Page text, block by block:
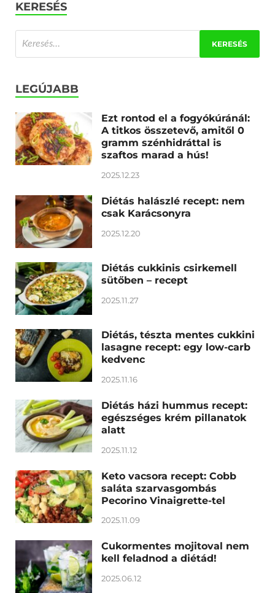
KERESÉS
LEGÚJABB
Ezt rontod el a fogyókúránál:
A titkos összetevő, amitől 0
gramm szénhidráttal is
szaftos marad a hús!
2025.12.23
Diétás halászlé recept: nem
csak Karácsonyra
2025.12.20
Diétás cukkinis csirkemell
sütőben – recept
2025.11.27
Diétás, tészta mentes cukkini
lasagne recept: egy low-carb
kedvenc
2025.11.16
Diétás házi hummus recept:
egészséges krém pillanatok
alatt
2025.11.12
Keto vacsora recept: Cobb
saláta szarvasgombás
Pecorino Vinaigrette-tel
2025.11.09
Cukormentes mojitoval nem
kell feladnod a diétád!
2025.06.12